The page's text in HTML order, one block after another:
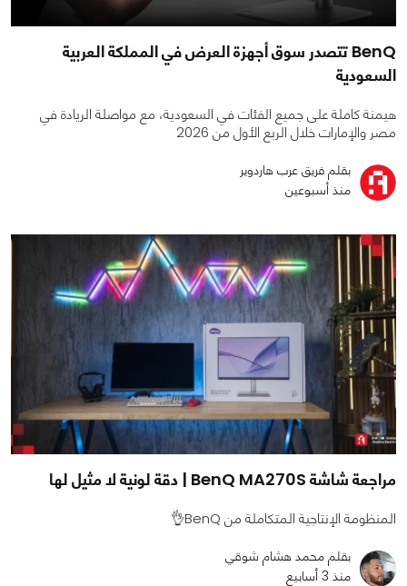
BenQ تتصدر سوق أجهزة العرض في المملكة العربية
السعودية
هيمنة كاملة على جميع الفئات في السعودية، مع مواصلة الريادة في
مصر والإمارات خلال الربع الأول من 2026
بقلم فريق عرب هاردوير
منذ أسبوعين
مراجعة شاشة BenQ MA270S | دقة لونية لا مثيل لها
المنظومة الإنتاجية المتكاملة من BenQ👌
بقلم محمد هشام شوقي
منذ 3 أسابيع